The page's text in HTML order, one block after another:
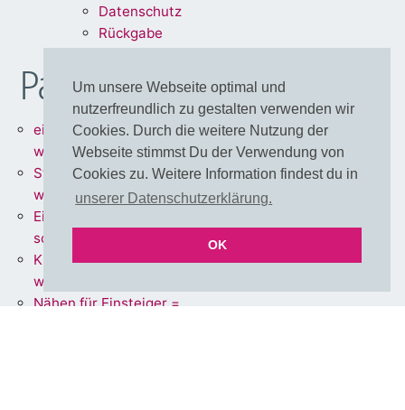
Um unsere Webseite optimal und
nutzerfreundlich zu gestalten verwenden wir
Cookies. Durch die weitere Nutzung der
Webseite stimmst Du der Verwendung von
Cookies zu. Weitere Information findest du in
unserer Datenschutzerklärung.
OK
Datenschutz
Rückgabe
Partnershops
einfärbbare Meterware =
www.stoff.love
Stoffe + Schnittmuster =
www.schnoffle.de
Eigene Stoffe = www.stoff-
schmie.de
Kissen Made in Germany =
www.kissen.love
Nähen für Einsteiger =